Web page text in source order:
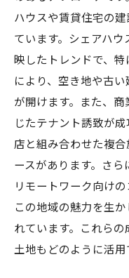
ハウスや賃貸住宅の
ています。シェアハ
映したトレンドで、
により、空き地や古
が開けます。また、
じたテナント誘致が
店と組み合わせた複
ースがあります。さ
リモートワーク向けの
この地域の魅力を生
れています。これら
土地もどのように活用